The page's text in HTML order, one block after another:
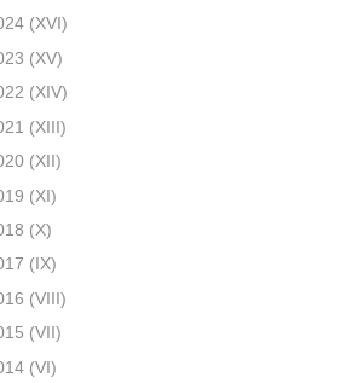
(XVI)
(XV)
(XIV)
(XIII)
(XII)
(XI)
(X)
(IX)
(VIII)
(VII)
(VI)